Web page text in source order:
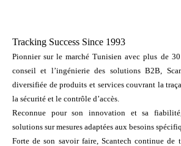
Tracking Success Since 1993
Pionnier sur le marché Tunisien avec plus de
conseil et l’ingénierie des solutions B2B,
diversifiée de produits et services couvrant la
la sécurité et le contrôle d’accès.
Reconnue pour son innovation et sa
solutions sur mesures adaptées aux besoins
Forte de son savoir faire, Scantech continue de